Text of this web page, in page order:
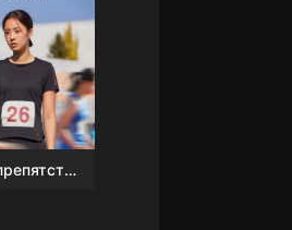
Бег с препятствиями